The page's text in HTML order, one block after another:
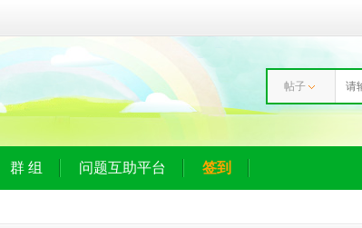
帖子
群 组 问题互助平台 签到